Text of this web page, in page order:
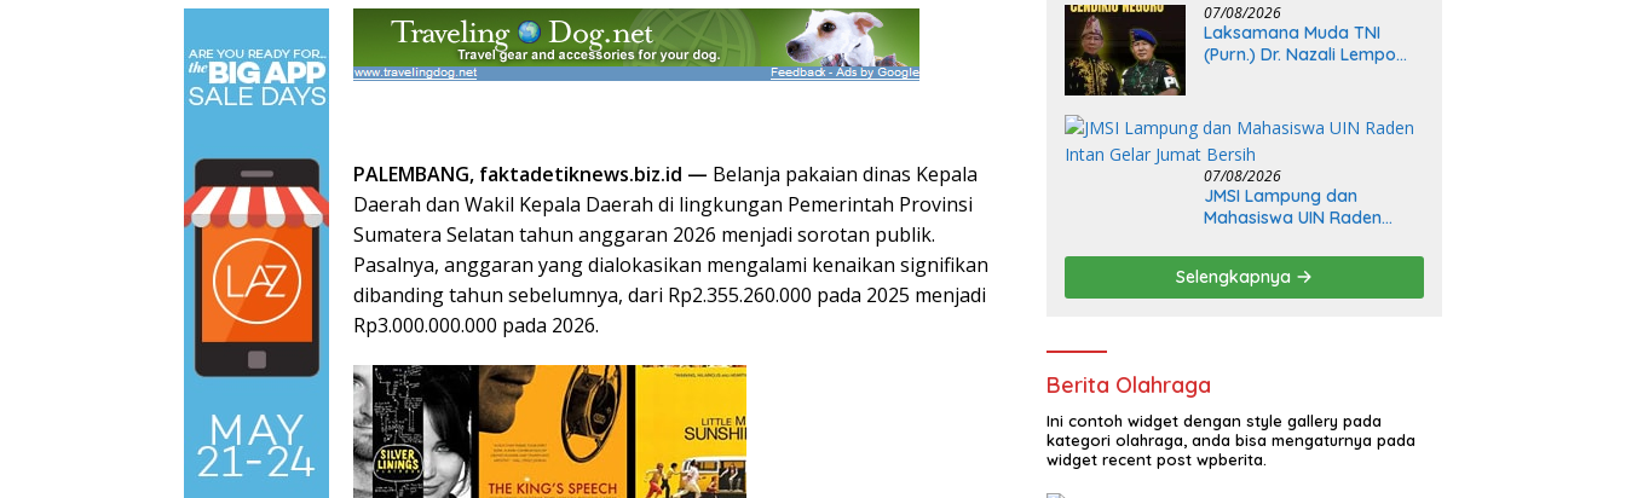
PALEMBANG, faktadetiknews.biz.id — Belanja pakaian dinas Kepala
Daerah dan Wakil Kepala Daerah di lingkungan Pemerintah Provinsi
Sumatera Selatan tahun anggaran 2026 menjadi sorotan publik.
Pasalnya, anggaran yang dialokasikan mengalami kenaikan signifikan
dibanding tahun sebelumnya, dari Rp2.355.260.000 pada 2025 menjadi
Rp3.000.000.000 pada 2026.
Barat
07/08/2026
Laksamana Muda TNI
(Purn.) Dr. Nazali Lempo
Tegas, Berintegritas, dan
terhadap Penegakan
Hukum
07/08/2026
JMSI Lampung dan
Mahasiswa UIN Raden
Selengkapnya
Berita Olahraga
Ini contoh widget dengan style gallery pada
kategori olahraga, anda bisa mengaturnya pada
widget recent post wpberita.